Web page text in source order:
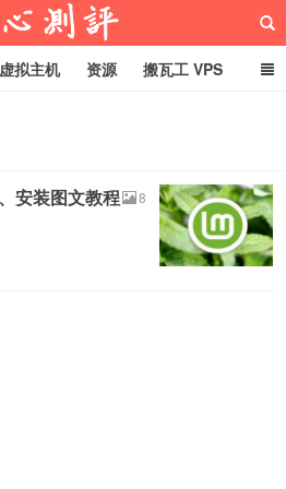
虚拟主机 资源 搬瓦工 VPS
安装图文教程 8